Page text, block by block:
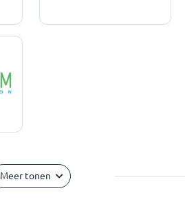
Meer tonen